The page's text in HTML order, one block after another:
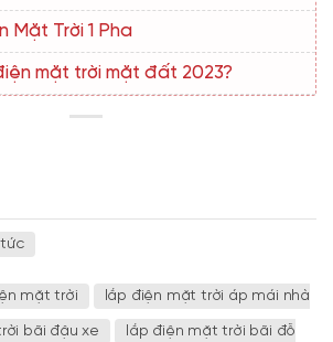
Mặt Trời 1 Pha
mặt trời mặt đất 2023?
tức
mặt trời lắp điện mặt trời áp mái nhà
bãi đậu xe lắp điện mặt trời bãi đỗ